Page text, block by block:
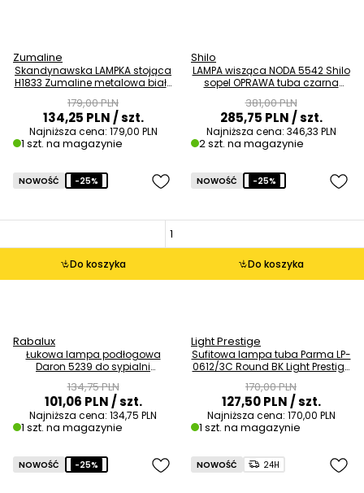
Zumaline
Skandynawska LAMPKA stojąca
H1833 Zumaline metalowa biały
179,00 PLN
134,25 PLN/ szt.
Najniższa cena: 179,00 PLN
1 szt. na magazynie
Shilo
LAMPA wisząca NODA 5542 Shilo
sopel OPRAWA tuba czarna
381,00 PLN
285,75 PLN/ szt.
Najniższa cena: 346,33 PLN
2 szt. na magazynie
Do koszyka
NOWOŚĆ -25%
Rabalux
Łukowa lampa podłogowa
Daron 5239 do sypialni
134,75 PLN
101,06 PLN/ szt.
Najniższa cena: 134,75 PLN
1 szt. na magazynie
Do koszyka
NOWOŚĆ -25%
Light Prestige
Sufitowa lampa tuba Parma LP-
0612/3C Round BK Light Prestige
OUTLET
170,00 PLN
127,50 PLN/ szt.
Najniższa cena: 170,00 PLN
1 szt. na magazynie
NOWOŚĆ -25% NOWOŚĆ 24H